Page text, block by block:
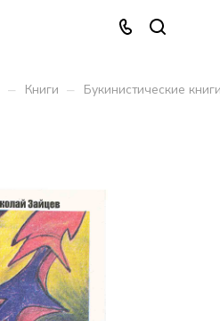
– Книги – Букинистические